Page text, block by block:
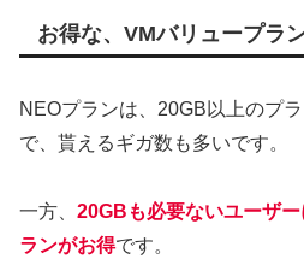
お得な、VMバリュープラ
NEOプランは、20GB以上のプ
で、貰えるギガ数も多いです。
一方、 20GBも必要ないユーザ
ランがお得です。